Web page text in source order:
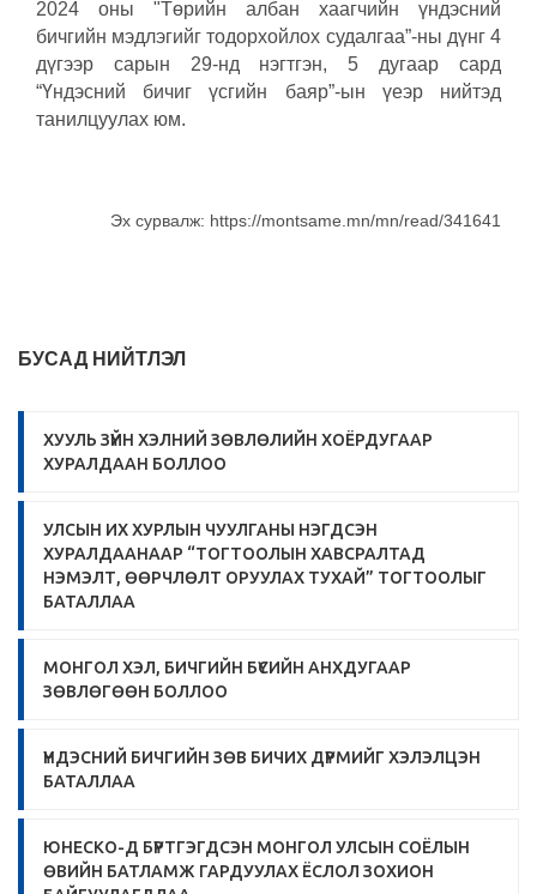
2024 оны "Төрийн албан хаагчийн үндэсний
бичгийн мэдлэгийг тодорхойлох судалгаа”-ны дүнг 4
дүгээр сарын 29-нд нэгтгэн, 5 дугаар сард
“Үндэсний бичиг үсгийн баяр”-ын үеэр нийтэд
танилцуулах юм.
Эх сурвалж: https://montsame.mn/mn/read/341641
БУСАД НИЙТЛЭЛ
ХУУЛЬ ЗҮЙН ХЭЛНИЙ ЗӨВЛӨЛИЙН ХОЁРДУГААР
ХУРАЛДААН БОЛЛОО
УЛСЫН ИХ ХУРЛЫН ЧУУЛГАНЫ НЭГДСЭН
ХУРАЛДААНААР “ТОГТООЛЫН ХАВСРАЛТАД
НЭМЭЛТ, ӨӨРЧЛӨЛТ ОРУУЛАХ ТУХАЙ” ТОГТООЛЫГ
БАТАЛЛАА
МОНГОЛ ХЭЛ, БИЧГИЙН БҮСИЙН АНХДУГААР
ЗӨВЛӨГӨӨН БОЛЛОО
ҮНДЭСНИЙ БИЧГИЙН ЗӨВ БИЧИХ ДҮРМИЙГ ХЭЛЭЛЦЭН
БАТАЛЛАА
ЮНЕСКО-Д БҮРТГЭГДСЭН МОНГОЛ УЛСЫН СОЁЛЫН
ӨВИЙН БАТЛАМЖ ГАРДУУЛАХ ЁСЛОЛ ЗОХИОН